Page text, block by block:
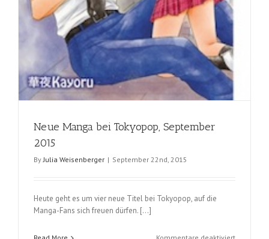
Neue Manga bei Tokyopop, September
2015
ByJulia Weisenberger | September 22nd, 2015
Heute geht es um vier neue Titel bei Tokyopop, auf die
Manga-Fans sich freuen dürfen. […]
für